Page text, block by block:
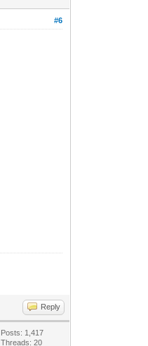
#6
Reply
Posts: 1,417
Threads: 20